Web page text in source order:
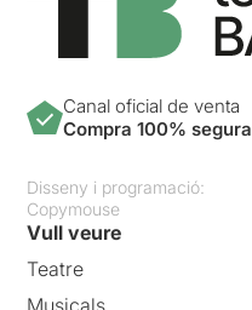
Canal oficial de venta
Compra 100% segura
Disseny i programació:
Copymouse
Vull veure
Teatre
Musicals